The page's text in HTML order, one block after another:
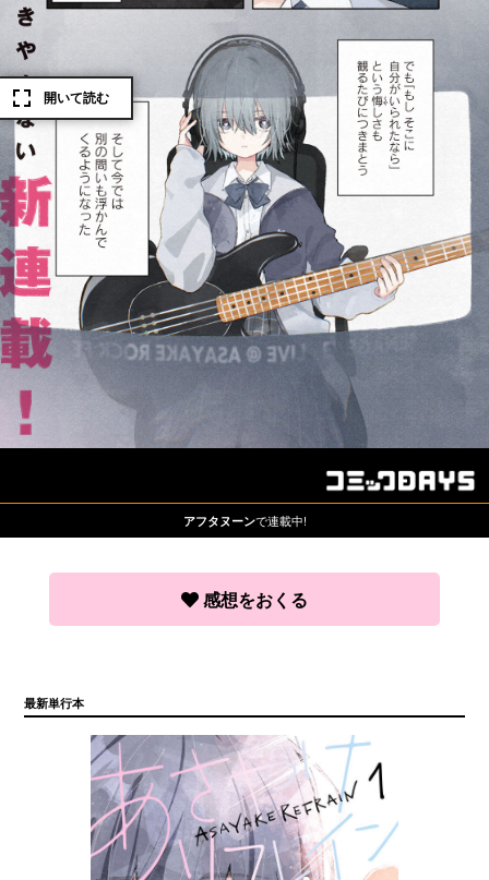
アフタヌーンで連載中!
感想をおくる
最新単行本